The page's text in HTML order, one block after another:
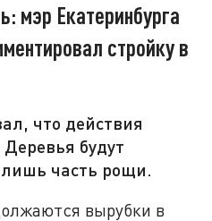
мэр Екатеринбурга
стройку в
что действия
будут
лишь часть рощи.
вырубки в